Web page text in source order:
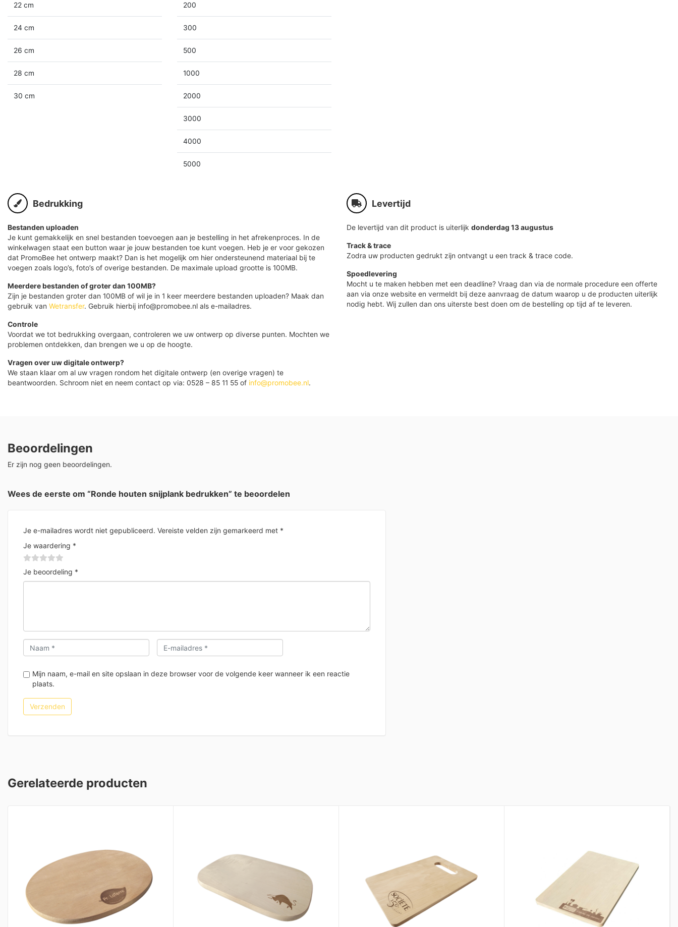
22 cm
24 cm
26 cm
28 cm
30 cm
200
300
500
1000
2000
3000
4000
5000
Bedrukking
Bestanden uploaden
Je kunt gemakkelijk en snel bestanden toevoegen aan je bestelling in het afrekenproces. In de
winkelwagen staat een button waar je jouw bestanden toe kunt voegen. Heb je er voor gekozen
dat PromoBee het ontwerp maakt? Dan is het mogelijk om hier ondersteunend materiaal bij te
voegen zoals logo’s, foto’s of overige bestanden. De maximale upload grootte is 100MB.
Meerdere bestanden of groter dan 100MB?
Zijn je bestanden groter dan 100MB of wil je in 1 keer meerdere bestanden uploaden? Maak dan
gebruik van Wetransfer. Gebruik hierbij info@promobee.nl als e-mailadres.
Controle
Voordat we tot bedrukking overgaan, controleren we uw ontwerp op diverse punten. Mochten we
problemen ontdekken, dan brengen we u op de hoogte.
Vragen over uw digitale ontwerp?
We staan klaar om al uw vragen rondom het digitale ontwerp (en overige vragen) te
beantwoorden. Schroom niet en neem contact op via: 0528 – 85 11 55 of info@promobee.nl.
Levertijd
De levertijd van dit product is uiterlijk donderdag 13 augustus
Track & trace
Zodra uw producten gedrukt zijn ontvangt u een track & trace code.
Spoedlevering
Mocht u te maken hebben met een deadline? Vraag dan via de normale procedure een offerte
aan via onze website en vermeldt bij deze aanvraag de datum waarop u de producten uiterlijk
nodig hebt. Wij zullen dan ons uiterste best doen om de bestelling op tijd af te leveren.
Beoordelingen
Er zijn nog geen beoordelingen.
Wees de eerste om “Ronde houten snijplank bedrukken” te beoordelen
Je e-mailadres wordt niet gepubliceerd. Vereiste velden zijn gemarkeerd met *
Je waardering *
Je beoordeling *
Mijn naam, e-mail en site opslaan in deze browser voor de volgende keer wanneer ik een reactie
plaats.
Gerelateerde producten